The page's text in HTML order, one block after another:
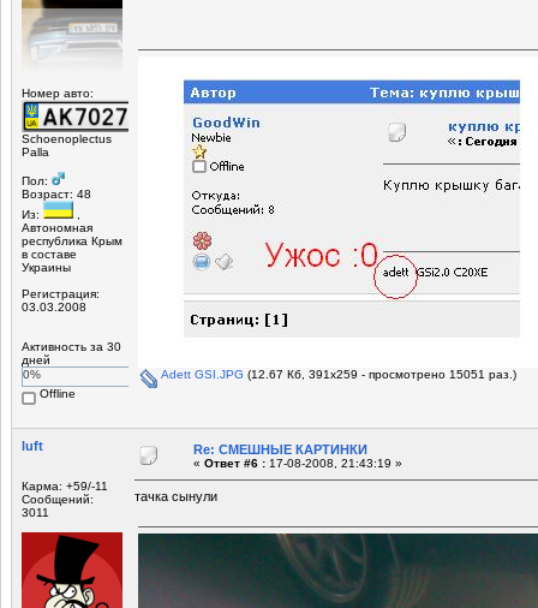
Номер авто:
Schoenoplectus
Palla
Пол:
Возраст: 48
Из:
,
Автономная
республика Крым
в составе
Украины
Регистрация:
03.03.2008
Активность за 30
дней
0%
Offline
Adett GSI.JPG (12.67 Кб, 391x259 - просмотрено 15051 раз.)
luft
Карма: +59/-11
Сообщений:
3011
Re: СМЕШНЫЕ КАРТИНКИ
« Ответ #6 : 17-08-2008, 21:43:19 »
тачка сынули